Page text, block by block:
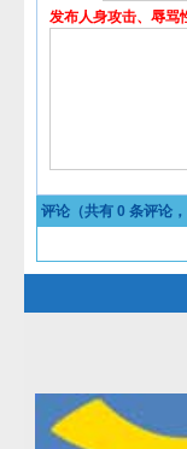
发布人身攻击、辱骂
评论（共有 0 条评论